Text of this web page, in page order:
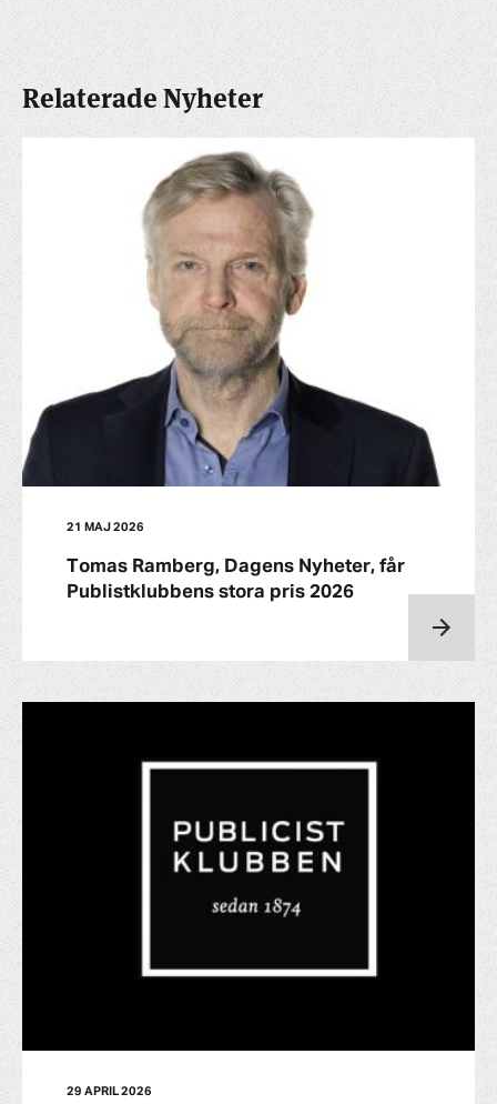
Relaterade Nyheter
21 MAJ 2026
Tomas Ramberg, Dagens Nyheter, får
Publistklubbens stora pris 2026
29 APRIL 2026